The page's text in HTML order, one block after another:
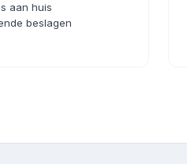
aan huis
beslagen